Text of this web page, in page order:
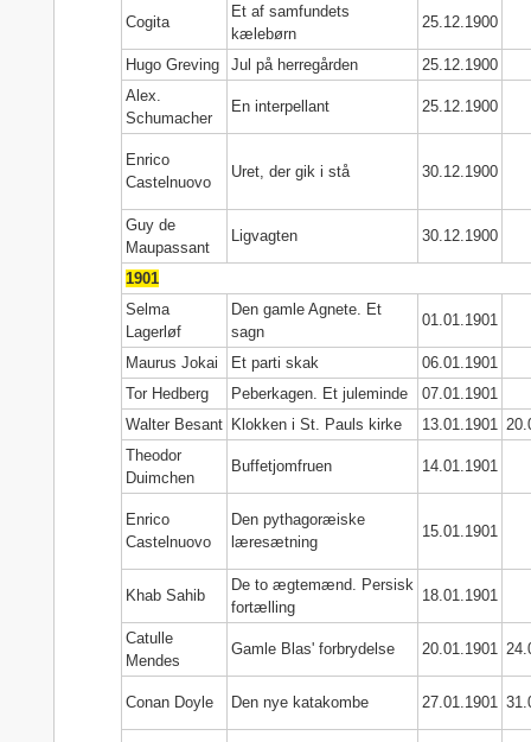
Cogita
Et af samfundets
kælebørn
25.12.1900
Hugo Greving Jul på herregården
25.12.1900
Alex.
Schumacher
En interpellant 25.12.1900
Enrico
Castelnuovo
Uret, der gik i stå 30.12.1900
Guy de
Maupassant
Ligvagten 30.12.1900
1901
Selma
Lagerløf
Den gamle Agnete. Et
sagn
01.01.1901
Maurus Jokai Et parti skak
06.01.1901
Tor Hedberg
Peberkagen. Et juleminde
07.01.1901
Walter Besant Klokken i St. Pauls kirke 13.01.1901
Theodor
Duimchen
Buffetjomfruen 14.01.1901
Enrico
Castelnuovo
Den pythagoræiske
læresætning
15.01.1901
Khab Sahib
De to ægtemænd. Persisk
fortælling
18.01.1901
Catulle
Mendes
Gamle Blas' forbrydelse 20.01.1901
Conan Doyle Den nye katakombe 27.01.1901